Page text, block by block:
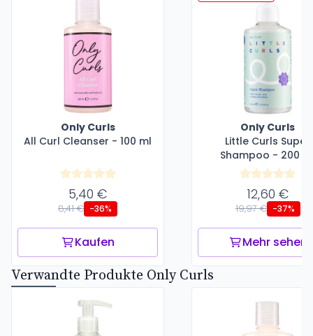
Only Curls
All Curl Cleanser - 100 ml
5,40 €
8,41 € -36%
Kaufen
Only Curls
Little Curls Super
Shampoo - 200
12,60 €
19,97 € -37%
Mehr sehen
Verwandte Produkte Only Curls